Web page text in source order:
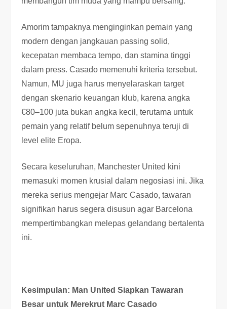
Amorim tampaknya menginginkan pemain yang
modern dengan jangkauan passing solid,
kecepatan membaca tempo, dan stamina tinggi
dalam press. Casado memenuhi kriteria tersebut.
Namun, MU juga harus menyelaraskan target
dengan skenario keuangan klub, karena angka
€80–100 juta bukan angka kecil, terutama untuk
pemain yang relatif belum sepenuhnya teruji di
level elite Eropa.
Secara keseluruhan, Manchester United kini
memasuki momen krusial dalam negosiasi ini. Jika
mereka serius mengejar Marc Casado, tawaran
signifikan harus segera disusun agar Barcelona
mempertimbangkan melepas gelandang bertalenta
ini.
Kesimpulan: Man United Siapkan Tawaran
Besar untuk Merekrut Marc Casado